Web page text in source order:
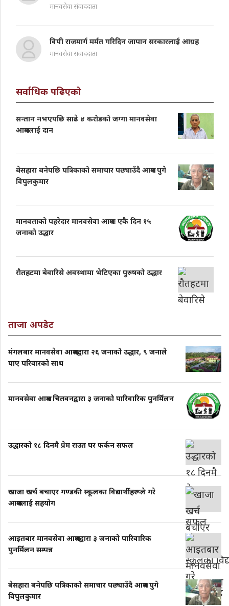
मानवसेवा संवाददाता
विपी राजमार्ग मर्मत गरिदिन जापान सरकारलाई आग्रह
मानवसेवा संवाददाता
सर्वाधिक पढिएको
सन्तान नभएपछि साढे ४ करोडको जग्गा मानवसेवा
आश्रमलाई दान
बेसहारा बनेपछि पत्रिकाको समाचार पछ्याउँदै आश्रम पुगे
विपुलकुमार
मानवताको पहरेदार मानवसेवा आश्रमः एकै दिन १५
जनाको उद्धार
राैतहटमा बेवारिसे अवस्थामा भेटिएका पुरुषको उद्धार
ताजा अपडेट
मंगलबार मानवसेवा आश्रमद्वारा २६ जनाको उद्धार, ९ जनाले
पाए परिवारको साथ
मानवसेवा आश्रम चितवनद्वारा ३ जनाको पारिवारिक पुनर्मिलन
उद्धारको १८ दिनमै प्रेम राउत घर फर्कन सफल
खाजा खर्च बचाएर गण्डकी स्कूलका विद्यार्थीहरूले गरे
आश्रमलाई सहयाेग
आइतबार मानवसेवा आश्रमद्वारा ३ जनाकाे पारिवारिक
पुनर्मिलन सम्पन्न
बेसहारा बनेपछि पत्रिकाको समाचार पछ्याउँदै आश्रम पुगे
विपुलकुमार